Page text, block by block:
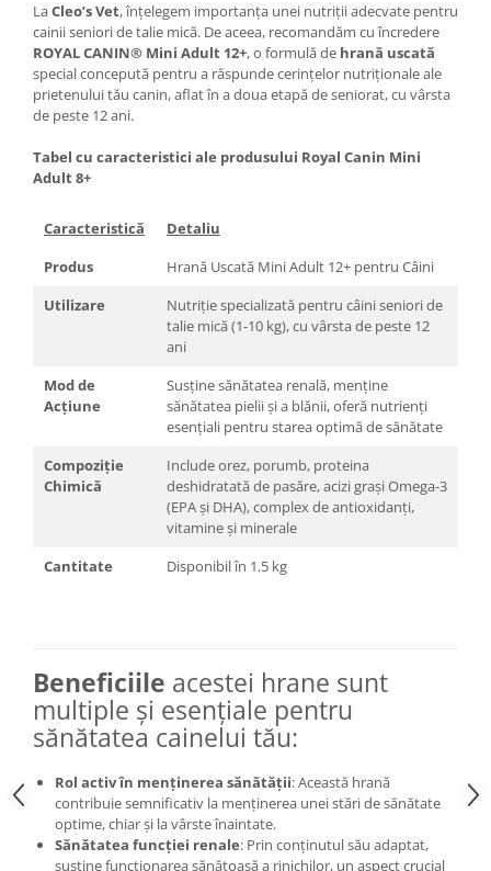
LaCleo’s Vet, înțelegem importanța unei nutriții adecvate pentru
cainii seniori de talie mică. De aceea, recomandăm cu încredere
ROYAL CANIN® Mini Adult 12+, o formulă de hrană uscată
special concepută pentru a răspunde cerințelor nutriționale ale
prietenului tău canin, aflat în a doua etapă de seniorat, cu vârsta
de peste 12 ani.
Tabel cu caracteristici ale produsului Royal Canin Mini
Adult 8+
Caracteristică
Detaliu
Produs
Hrană Uscată Mini Adult 12+ pentru Câini
Utilizare
Nutriție specializată pentru câini seniori de
talie mică (1-10 kg), cu vârsta de peste 12
ani
Mod de
Acțiune
Susține sănătatea renală, menține
sănătatea pielii și a blănii, oferă nutrienți
esențiali pentru starea optimă de sănătate
Compoziție
Chimică
Include orez, porumb, proteina
deshidratată de pasăre, acizi grași Omega-3
(EPA și DHA), complex de antioxidanți,
vitamine și minerale
Cantitate
Disponibil în 1.5 kg
Beneficiile acestei hrane sunt
multiple și esențiale pentru
sănătatea cainelui tău:
Rol activ în menținerea sănătății: Această hrană
contribuie semnificativ la menținerea unei stări de sănătate
optime, chiar și la vârste înaintate.
Sănătatea funcției renale: Prin conținutul său adaptat,
susține funcționarea sănătoasă a rinichilor, un aspect crucial